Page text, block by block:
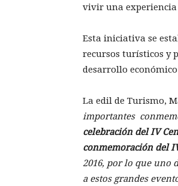
vivir una experiencia
Esta iniciativa se
recursos turísticos y
desarrollo
La edil de Turismo,
importantes
celebración del IV
conmemoración del
2016, por lo que uno
a estos grandes